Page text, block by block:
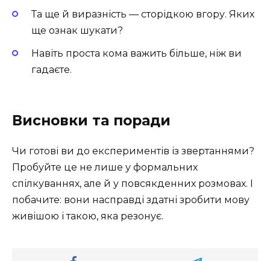
Та ще й виразність — сторідкою вгору. Яких
ще ознак шукати?
Навіть проста кома важить більше, ніж ви
гадаєте.
Висновки та поради
Чи готові ви до експериментів із звертаннями?
Пробуйте це не лише у формальних
спілкуваннях, але й у повсякденних розмовах. І
побачите: вони насправді здатні зробити мову
живішою і такою, яка резонує.